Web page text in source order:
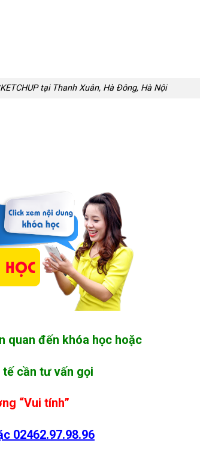
tại Thanh Xuân, Hà Đông, Hà Nội
quan đến khóa học hoặc
cần tư vấn gọi
“Vui tính”
02462.97.98.96